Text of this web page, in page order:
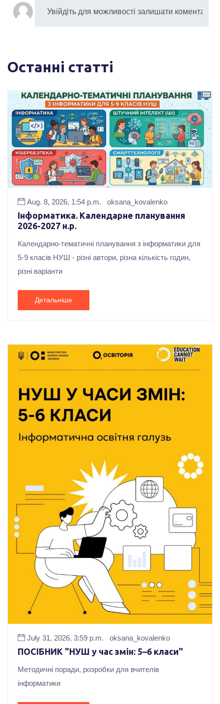
Останні статті
Aug. 8, 2026, 1:54 p.m. oksana_kovalenko
Інформатика. Календарне планування
2026-2027 н.р.
Календарно-тематичні планування з інформатики для
5-9 класів НУШ - різні автори, різна кількість годин,
різні варіанти
Детальніше
July 31, 2026, 3:59 p.m. oksana_kovalenko
ПОСІБНИК "НУШ у час змін: 5–6 класи"
Методичні поради, розробки для вчителів
інформатики